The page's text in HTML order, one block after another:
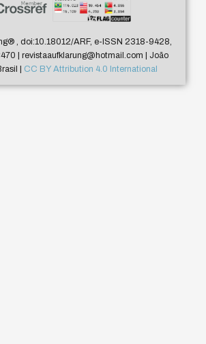
®, doi:10.18012/ARF, e-ISSN 2318-9428,
| revistaaufklarung@hotmail.com | João
| CC BY Attribution 4.0 International